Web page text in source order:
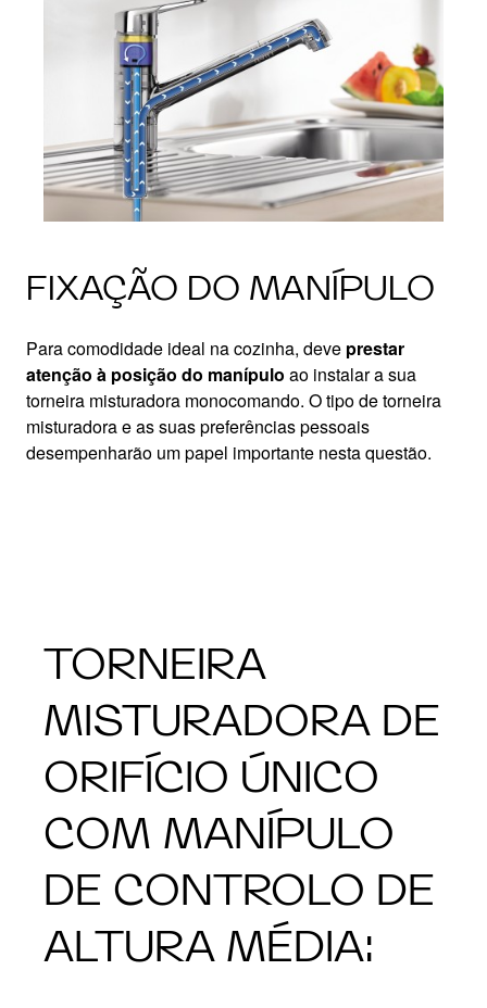
FIXAÇÃO DO MANÍPULO
Para comodidade ideal na cozinha, deve prestar
atenção à posição do manípulo ao instalar a sua
torneira misturadora monocomando. O tipo de torneira
misturadora e as suas preferências pessoais
desempenharão um papel importante nesta questão.
TORNEIRA
MISTURADORA DE
ORIFÍCIO ÚNICO
COM MANÍPULO
DE CONTROLO DE
ALTURA MÉDIA: